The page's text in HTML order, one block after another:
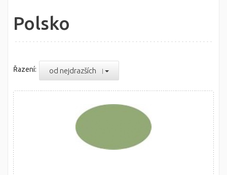
Polsko
Řazení: od nejdrazších